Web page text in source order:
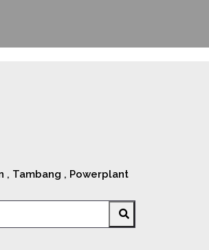
, Tambang , Powerplant